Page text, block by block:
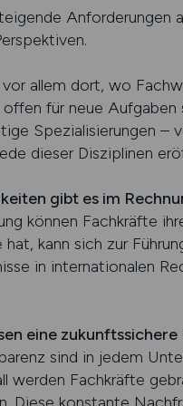
Anforderungen
allem dort, wo
für neue
Spezialisierungen –
dieser Disziplinen
gibt es im
können Fachkräfte
kann sich zur
in internationalen
eine zukunftssichere
sind in jedem
werden Fachkräfte